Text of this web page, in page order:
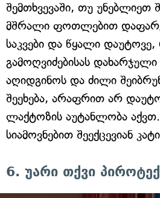
შემთხვევაში, თუ უნებლიეთ
მშრალი ფოთლებით
საკვები და წყალი
გამოღვიძებისას
აღიდგინოს და ძილი
შეეხება, არაფრით არ
ლაქტოზის აუტანლობა
სიამოვნებით შეექცევიან
6. უარი თქვი